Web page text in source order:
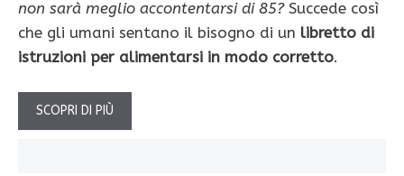
non sarà meglio accontentarsi di 85?Succede così
che gli umani sentano il biso­gno di un libretto di
istruzioni per alimen­tarsi in modo corretto.
SCOPRI DI PIÙ